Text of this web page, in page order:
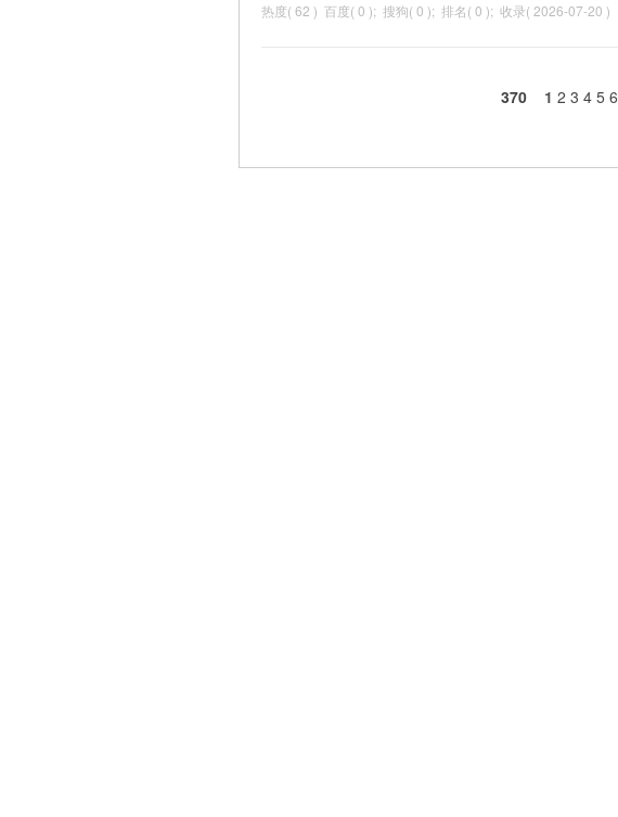
热度( 62 ) 百度( 0 ); 搜狗( 0 ); 排名( 0 ); 收录( 2026-07-20 )
370 1 2 3 4 5 6